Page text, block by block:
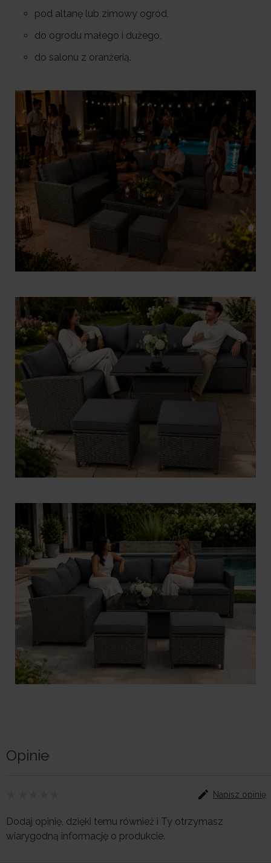
pod altanę lub zimowy ogród,
do ogrodu małego i dużego,
do salonu z oranżerią.
Opinie
Napisz opinię
Dodaj opinię, dzięki temu również i Ty otrzymasz
wiarygodną informację o produkcie.